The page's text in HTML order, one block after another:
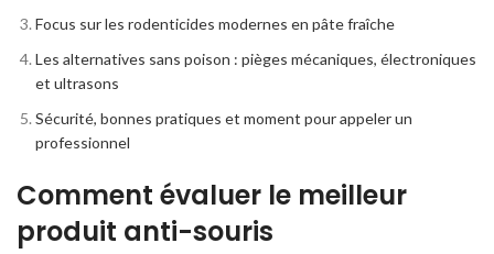
Focus sur les rodenticides modernes en pâte fraîche
Les alternatives sans poison : pièges mécaniques, électroniques
et ultrasons
Sécurité, bonnes pratiques et moment pour appeler un
professionnel
Comment évaluer le meilleur
produit anti-souris